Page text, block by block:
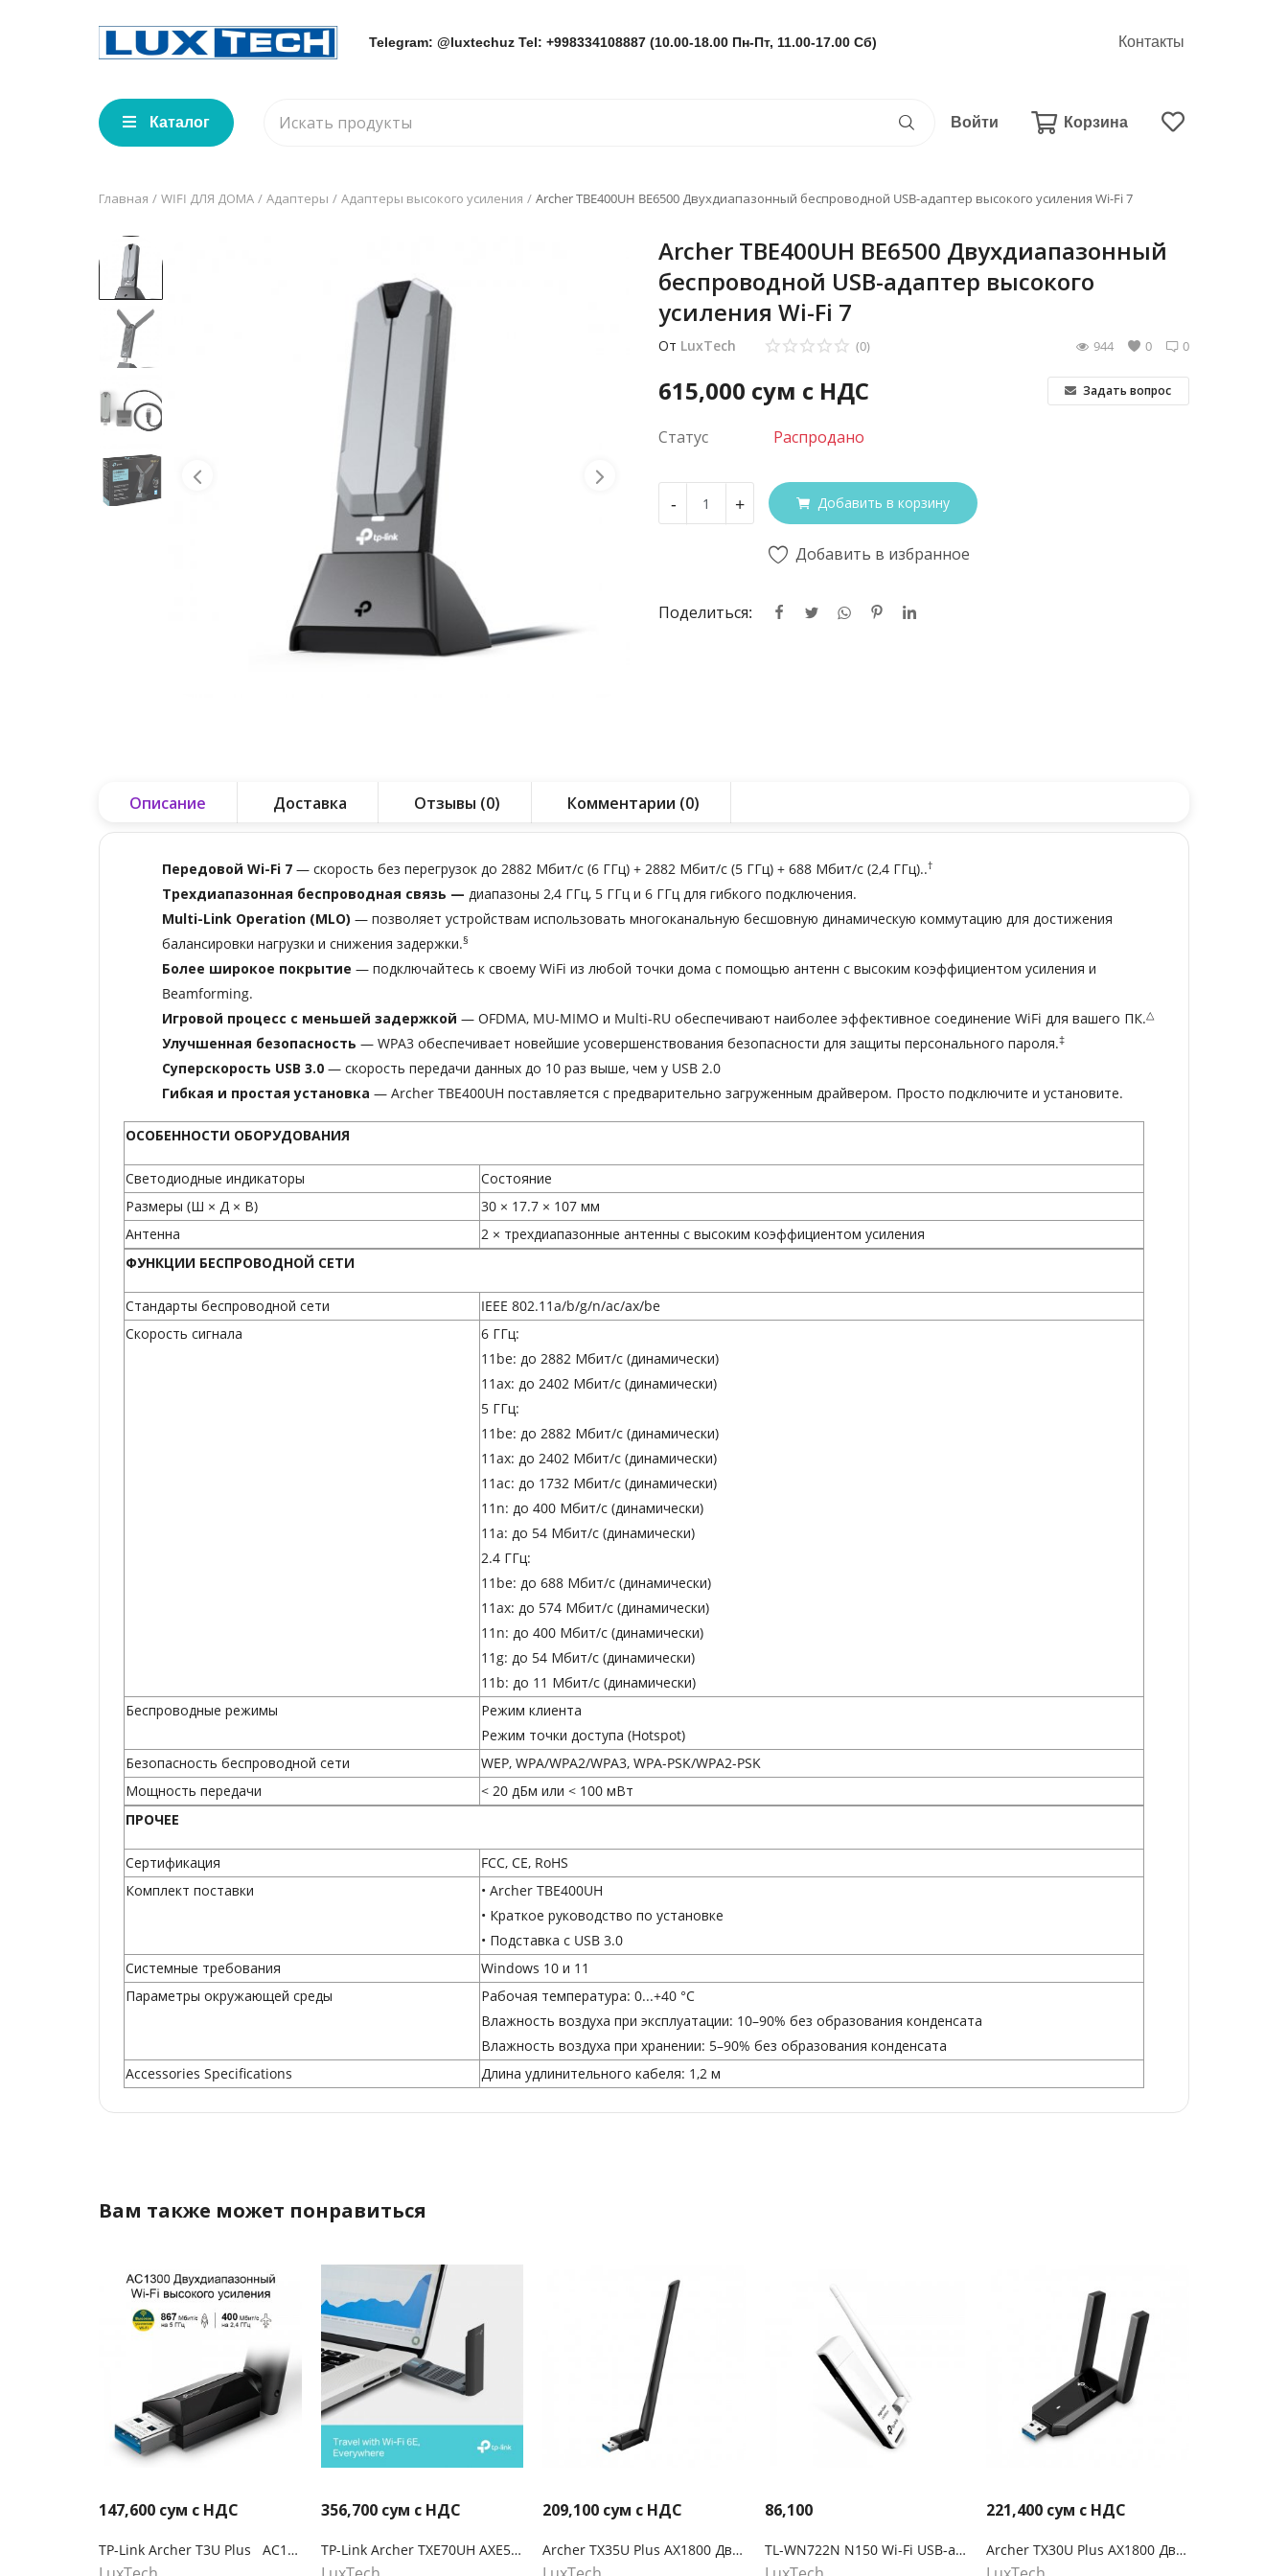
Telegram: @luxtechuz Tel: +998334108887 (10.00-18.00 Пн-Пт, 11.00-17.00 Сб) Контакты
Каталог Войти Корзина
Главная WIFI ДЛЯ ДОМА Адаптеры Адаптеры высокого усиления Archer TBE400UH BE6500 Двухдиапазонный беспроводной USB-адаптер высокого усиления Wi-Fi 7
Archer TBE400UH BE6500 Двухдиапазонный
беспроводной USB-адаптер высокого
усиления Wi-Fi 7
От LuxTech 0
(0) 0
944
615,000 сум с НДС Задать вопрос
Статус Распродано
- + Добавить в корзину
Добавить в избранное
Поделиться:
Описание Доставка Отзывы (0) Комментарии (0)
Передовой Wi-Fi 7 — скорость без перегрузок до 2882 Мбит/с (6 ГГц) + 2882 Мбит/с (5 ГГц) + 688 Мбит/с (2,4 ГГц)..†
Трехдиапазонная беспроводная связь — диапазоны 2,4 ГГц, 5 ГГц и 6 ГГц для гибкого подключения.
Multi-Link Operation (MLO) — позволяет устройствам использовать многоканальную бесшовную динамическую коммутацию для достижения
балансировки нагрузки и снижения задержки.§
Более широкое покрытие — подключайтесь к своему WiFi из любой точки дома с помощью антенн с высоким коэффициентом усиления и
Beamforming.
Игровой процесс с меньшей задержкой — OFDMA, MU-MIMO и Multi-RU обеспечивают наиболее эффективное соединение WiFi для вашего ПК.△
Улучшенная безопасность — WPA3 обеспечивает новейшие усовершенствования безопасности для защиты персонального пароля.‡
Суперскорость ​​USB 3.0 — скорость передачи данных до 10 раз выше, чем у USB 2.0
Гибкая и простая установка — Archer TBE400UH поставляется с предварительно загруженным драйвером. Просто подключите и установите.
ОСОБЕННОСТИ ОБОРУДОВАНИЯ
Светодиодные индикаторы
Состояние
Размеры (Ш × Д × В)
30 × 17.7 × 107 мм
Антенна
2 × трехдиапазонные антенны с высоким коэффициентом усиления
ФУНКЦИИ БЕСПРОВОДНОЙ СЕТИ
Стандарты беспроводной сети
IEEE 802.11a/b/g/n/ac/ax/be
Скорость сигнала
6 ГГц:
11be: до 2882 Мбит/с (динамически)
11ax: до 2402 Мбит/с (динамически)
5 ГГц:
11be: до 2882 Мбит/с (динамически)
11ax: до 2402 Мбит/с (динамически)
11ac: до 1732 Мбит/с (динамически)
11n: до 400 Мбит/с (динамически)
11a: до 54 Мбит/с (динамически)
2.4 ГГц:
11be: до 688 Мбит/с (динамически)
11ax: до 574 Мбит/с (динамически)
11n: до 400 Мбит/с (динамически)
11g: до 54 Мбит/с (динамически)
11b: до 11 Мбит/с (динамически)
Беспроводные режимы
Режим клиента
Режим точки доступа (Hotspot)
Безопасность беспроводной сети
WEP, WPA/WPA2/WPA3, WPA-PSK/WPA2-PSK
Мощность передачи
< 20 дБм или < 100 мВт
ПРОЧЕЕ
Сертификация
FCC, CE, RoHS
Комплект поставки
• Archer TBE400UH
• Краткое руководство по установке
• Подставка с USB 3.0
Системные требования
Windows 10 и 11
Параметры окружающей среды
Рабочая температура: 0...+40 °C
Влажность воздуха при эксплуатации: 10–90% без образования конденсата
Влажность воздуха при хранении: 5–90% без образования конденсата
Accessories Specifications
Длина удлинительного кабеля: 1,2 м
Вам также может понравиться
147,600 сум с НДС
TP-Link Archer T3U Plus AC1300 Двухдиапазонный Wi‑Fi USB‑адаптер высокого усиления
356,700 сум с НДС
TP-Link Archer TXE70UH AXE5400 Wi-Fi 6E Беспроводной USB-адаптер с высоким коэффициентом усиления
209,100 сум с НДС
Archer TX35U Plus AX1800 Двухдиапазонный беспроводной USB-адаптер высокого усиления Wi-Fi 6
86,100
TL-WN722N N150 Wi-Fi USB-адаптер высокого усиления
221,400 сум с НДС
Archer TX30U Plus AX1800 Двухдиапазонный беспроводной USB-адаптер высокого усиления Wi-Fi 6